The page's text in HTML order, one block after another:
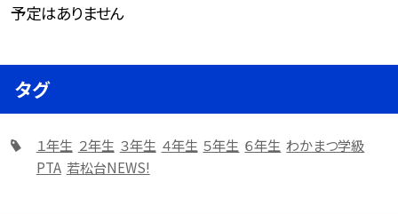
予定はありません
タグ
１年生 ２年生 ３年生 ４年生 ５年生 ６年生 わかまつ学級
PTA 若松台NEWS!